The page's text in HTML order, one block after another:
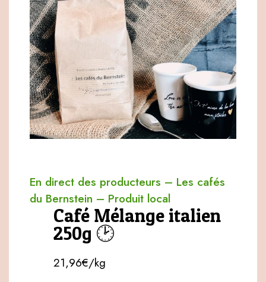
En direct des producteurs – Les cafés
du Bernstein – Produit local
Café Mélange italien
250g 🕑
21,96€/kg